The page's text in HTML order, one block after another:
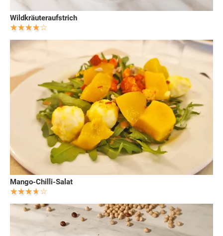
Wildkräuteraufstrich
Mango-Chilli-Salat